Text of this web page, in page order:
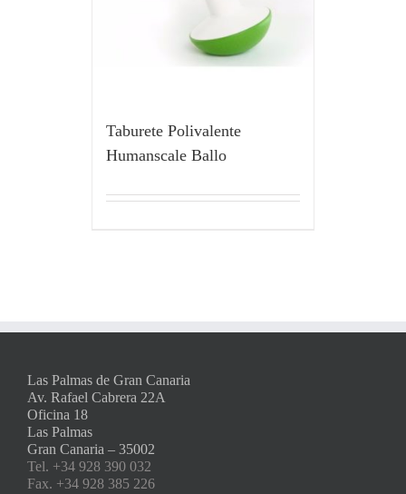
Taburete Polivalente
Humanscale Ballo
Las Palmas de Gran Canaria
Av. Rafael Cabrera 22A
Oficina 18
Las Palmas
Gran Canaria – 35002
Tel. +34 928 390 032
Fax. +34 928 385 226